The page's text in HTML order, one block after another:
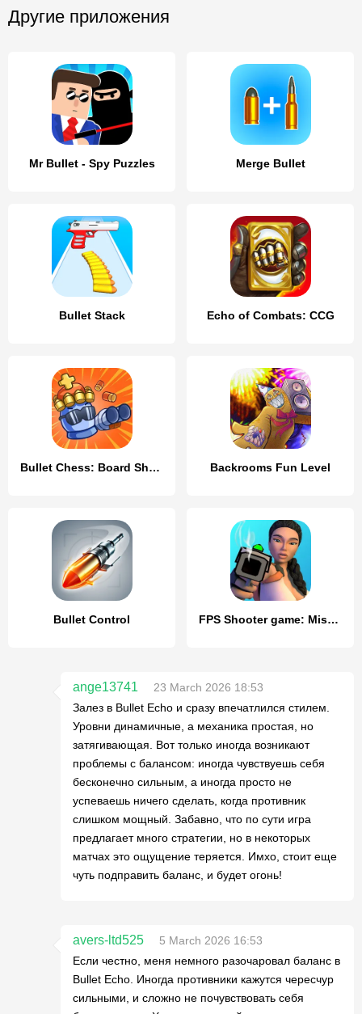
Другие приложения
Mr Bullet - Spy Puzzles Merge Bullet
Bullet Stack Echo of Combats: CCG
Bullet Chess: Board Shootout Backrooms Fun Level
Bullet Control FPS Shooter game: Miss Bullet
ange13741
23 March 2026 18:53
Залез в Bullet Echo и сразу впечатлился стилем.
Уровни динамичные, а механика простая, но
затягивающая. Вот только иногда возникают
проблемы с балансом: иногда чувствуешь себя
бесконечно сильным, а иногда просто не
успеваешь ничего сделать, когда противник
слишком мощный. Забавно, что по сути игра
предлагает много стратегии, но в некоторых
матчах это ощущение теряется. Имхо, стоит еще
чуть подправить баланс, и будет огонь!
avers-ltd525
5 March 2026 16:53
Если честно, меня немного разочаровал баланс в
Bullet Echo. Иногда противники кажутся чересчур
сильными, и сложно не почувствовать себя